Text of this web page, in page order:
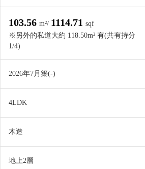
103.56 m²/ 1114.71 sqf
※另外的私道大約 118.50m² 有(共有持分
1/4)
2026年7月築(-)
4LDK
木造
地上2層